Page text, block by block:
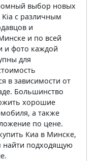
выбор новых
с различным
и
и по всей
и фото каждой
для
в зависимости от
Большинство
хорошие
а также
по цене.
Киа в Минске,
найти подходящую